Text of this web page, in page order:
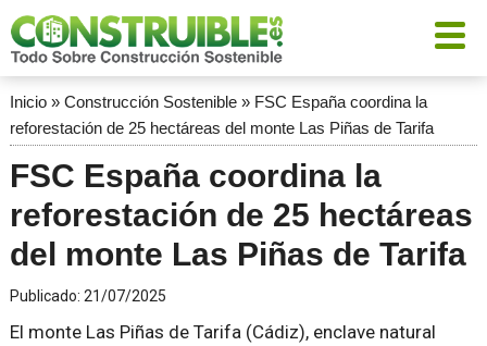
Inicio» Construcción Sostenible» FSC España coordina la
reforestación de 25 hectáreas del monte Las Piñas de Tarifa
FSC España coordina la
reforestación de 25 hectáreas
del monte Las Piñas de Tarifa
Publicado: 21/07/2025
El monte Las Piñas de Tarifa (Cádiz), enclave natural